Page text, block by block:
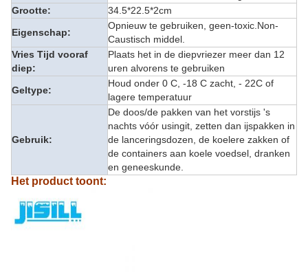
Grootte:
34.5*22.5*2cm
Eigenschap:
Opnieuw te gebruiken, geen-toxic.Non-
Caustisch middel.
Vries Tijd vooraf
diep:
Plaats het in de diepvriezer meer dan 12
uren alvorens te gebruiken
Geltype:
Houd onder 0 C, -18 C zacht, - 22C of
lagere temperatuur
Gebruik:
De doos/de pakken van het vorstijs 's
nachts vóór usingit, zetten dan ijspakken in
de lanceringsdozen, de koelere zakken of
de containers aan koele voedsel, dranken
en geneeskunde.
Het product toont: